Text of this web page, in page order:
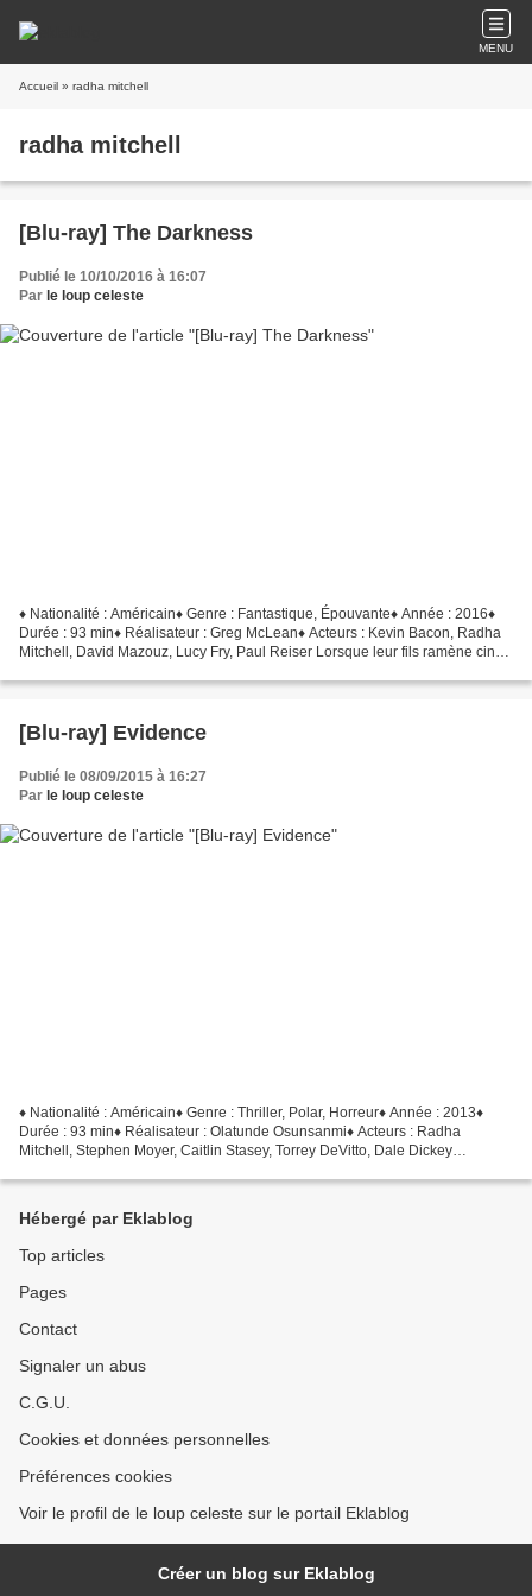
MENU
Accueil » radha mitchell
radha mitchell
[Blu-ray] The Darkness
Publié le 10/10/2016 à 16:07
Par le loup celeste
♦ Nationalité : Américain♦ Genre : Fantastique, Épouvante♦ Année : 2016♦
Durée : 93 min♦ Réalisateur : Greg McLean♦ Acteurs : Kevin Bacon, Radha
Mitchell, David Mazouz, Lucy Fry, Paul Reiser Lorsque leur fils ramène cinq
[Blu-ray] Evidence
Publié le 08/09/2015 à 16:27
Par le loup celeste
♦ Nationalité : Américain♦ Genre : Thriller, Polar, Horreur♦ Année : 2013♦
Durée : 93 min♦ Réalisateur : Olatunde Osunsanmi♦ Acteurs : Radha
Mitchell, Stephen Moyer, Caitlin Stasey, Torrey DeVitto, Dale Dickey
Hébergé par Eklablog
Top articles
Pages
Contact
Signaler un abus
C.G.U.
Cookies et données personnelles
Préférences cookies
Voir le profil de le loup celeste sur le portail Eklablog
Créer un blog sur Eklablog